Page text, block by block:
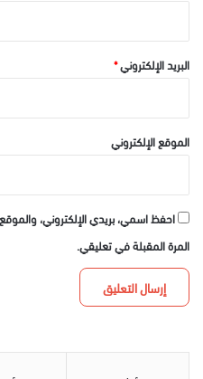
البريد الإلكتروني*
الموقع الإلكتروني
احفظ اسمي، بريدي الإلكتروني،
المرة المقبلة في تعليقي.